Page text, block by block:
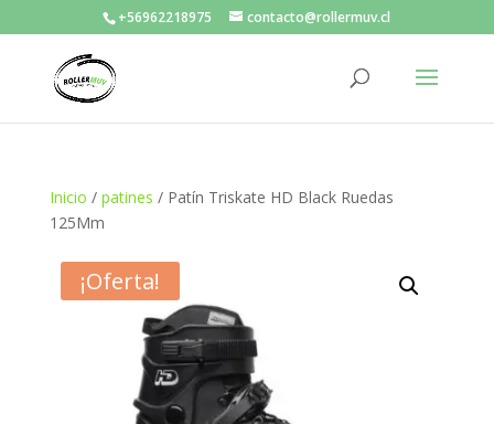
+56962218975 contacto@rollermuv.cl
Inicio / patines / Patín Triskate HD Black Ruedas
125Mm
¡Oferta!